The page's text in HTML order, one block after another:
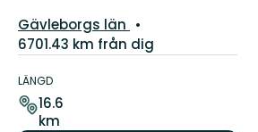
Län:
Gävleborgs län
6701.43 km från dig
om
leden
LÄNGD
16.6
km